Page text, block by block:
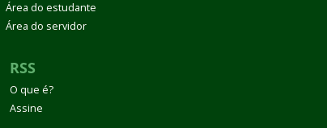
Área do estudante
Área do servidor
RSS
O que é?
Assine